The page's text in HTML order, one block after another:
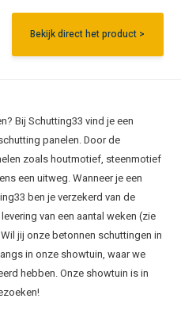
Bekijk direct het product >
Bij Schutting33 vind je een
panelen. Door de
zoals houtmotief, steenmotief
een uitweg. Wanneer je een
ben je verzekerd van de
van een aantal weken (zie
jij onze betonnen schuttingen in
in onze showtuin, waar we
hebben. Onze showtuin is in